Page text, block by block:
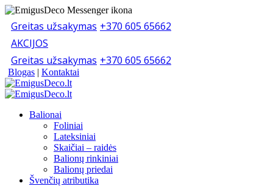
Greitas užsakymas +370 605 65662
AKCIJOS
Greitas užsakymas +370 605 65662
Blogas | Kontaktai
Balionai
Foliniai
Lateksiniai
Skaičiai – raidės
Balionų rinkiniai
Balionų priedai
Švenčių atributika